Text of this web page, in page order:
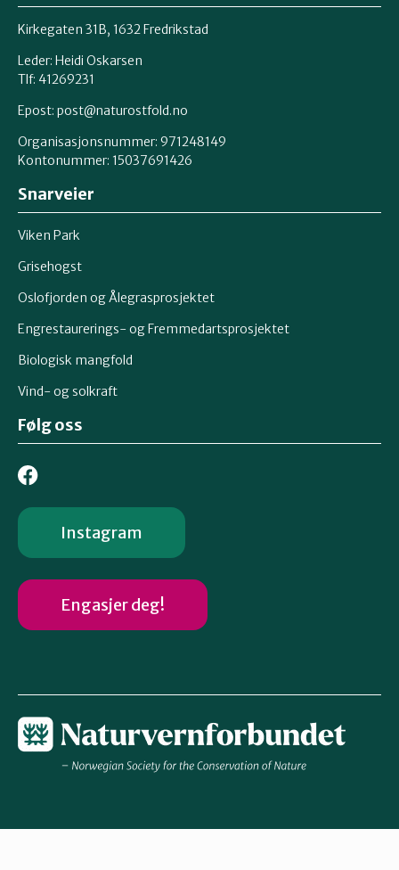
Kirkegaten 31B, 1632 Fredrikstad
Leder: Heidi Oskarsen
Tlf: 41269231
Epost: post@naturostfold.no
Organisasjonsnummer: 971248149
Kontonummer: 15037691426
Snarveier
Viken Park
Grisehogst
Oslofjorden og Ålegrasprosjektet
Engrestaurerings- og Fremmedartsprosjektet
Biologisk mangfold
Vind- og solkraft
Følg oss
Instagram
Engasjer deg!